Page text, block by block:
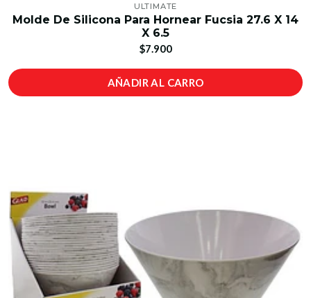
ULTIMATE
Molde De Silicona Para Hornear Fucsia 27.6 X 14
X 6.5
$7.900
AÑADIR AL CARRO